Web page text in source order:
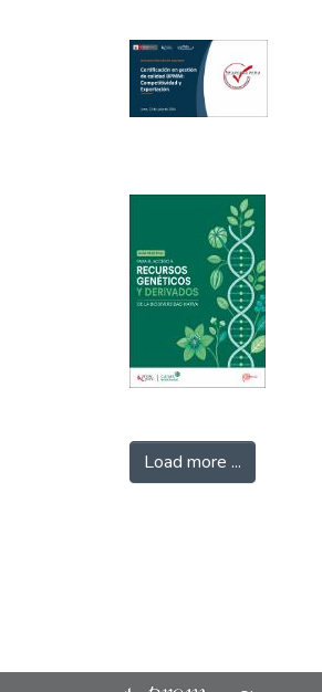
Load more ...